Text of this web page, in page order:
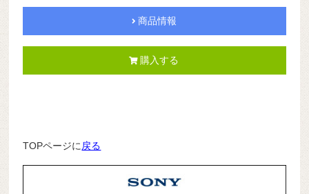
商品情報
購入する
TOPページに 戻る